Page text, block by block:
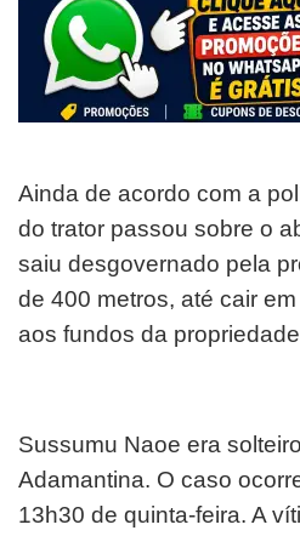
Ainda de acordo com a
do trator passou sobre o
saiu desgovernado pela
de 400 metros, até cair
aos fundos da
Sussumu Naoe era
Adamantina. O caso
13h30 de quinta-feira. A